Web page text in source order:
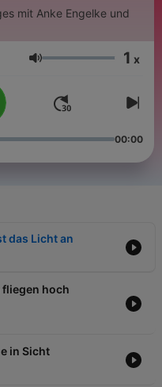
mit Anke Engelke und
Lautstärke 1 x
00:00
das Licht an
fliegen hoch
in Sicht